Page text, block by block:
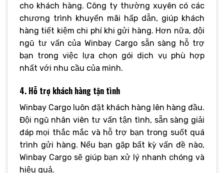
cho khách hàng. Công ty thường xuyên có các
chương trình khuyến mãi hấp dẫn, giúp khách
hàng tiết kiệm chi phí khi gửi hàng. Hơn nữa, đội
ngũ tư vấn của Winbay Cargo sẵn sàng hỗ trợ
bạn trong việc lựa chọn gói dịch vụ phù hợp
nhất với nhu cầu của mình.
4. Hỗ trợ khách hàng tận tình
Winbay Cargo luôn đặt khách hàng lên hàng đầu.
Đội ngũ nhân viên tư vấn tận tình, sẵn sàng giải
đáp mọi thắc mắc và hỗ trợ bạn trong suốt quá
trình gửi hàng. Nếu bạn gặp bất kỳ vấn đề nào,
Winbay Cargo sẽ giúp bạn xử lý nhanh chóng và
hiệu quả.